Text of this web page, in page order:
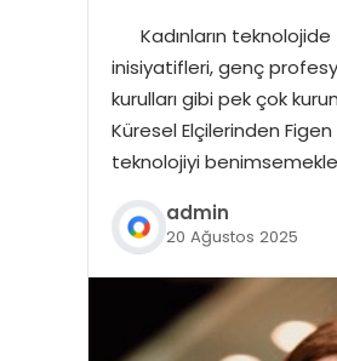
Kadınların teknolojide
inisiyatifleri, genç
kurulları gibi pek çok
Küresel Elçilerinden
teknolojiyi
admin
20 Ağustos 2025